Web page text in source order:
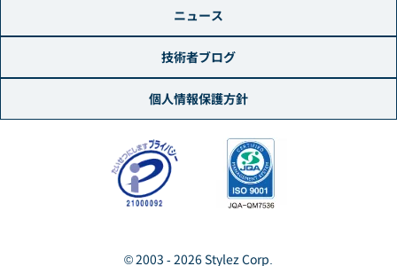
ニュース
技術者ブログ
個人情報保護方針
© 2003 - 2026 Stylez Corp.